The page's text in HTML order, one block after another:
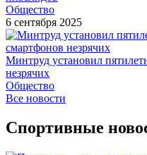
Общество
6 сентября 2025
Минтруд установил
незрячих
Общество
Все новости
Спортивные